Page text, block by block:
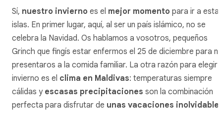
Sí, nuestro invierno es el mejor momento para ir a
islas. En primer lugar, aquí, al ser un país islámico, no se
celebra la Navidad. Os hablamos a vosotros, pequeños
Grinch que fingís estar enfermos el 25 de diciembre para
presentaros a la comida familiar. La otra razón para elegir
invierno es el clima en Maldivas: temperaturas siempre
cálidas y escasas precipitaciones son la combinación
perfecta para disfrutar de unas vacaciones